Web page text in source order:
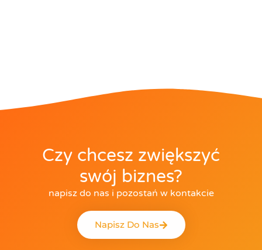
Czy chcesz zwiększyć
swój biznes?
napisz do nas i pozostań w kontakcie
Napisz Do Nas